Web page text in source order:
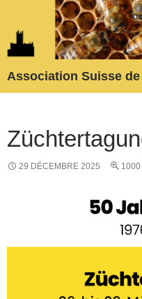
contenu
29 DÉCEMBRE 2025